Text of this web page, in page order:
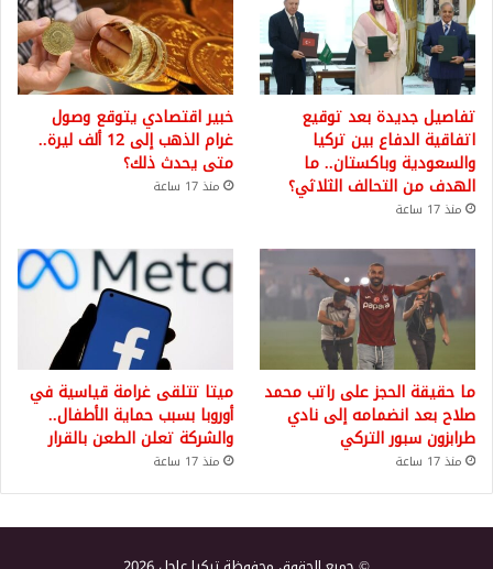
تفاصيل جديدة بعد توقيع
اتفاقية الدفاع بين تركيا
والسعودية وباكستان.. ما
الهدف من التحالف الثلاثي؟
منذ 17 ساعة
خبير اقتصادي يتوقع وصول
غرام الذهب إلى 12 ألف ليرة..
متى يحدث ذلك؟
منذ 17 ساعة
ما حقيقة الحجز على راتب محمد
صلاح بعد انضمامه إلى نادي
طرابزون سبور التركي
منذ 17 ساعة
ميتا تتلقى غرامة قياسية في
أوروبا بسبب حماية الأطفال..
والشركة تعلن الطعن بالقرار
منذ 17 ساعة